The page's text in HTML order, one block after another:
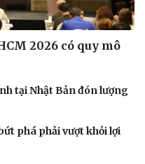
Đời sống
Nhà đẹp
Blog
2026 có quy mô
tại Nhật Bản đón lượng
phá phải vượt khỏi lợi